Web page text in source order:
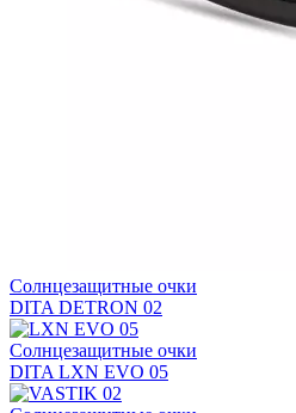
Солнцезащитные очки
DITA DETRON 02
Солнцезащитные очки
DITA LXN EVO 05